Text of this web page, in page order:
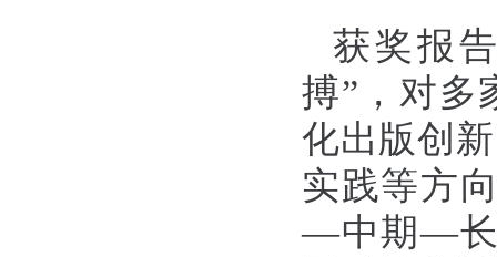
获奖报
搏”，对多
化出版创
实践等方
—中期—长